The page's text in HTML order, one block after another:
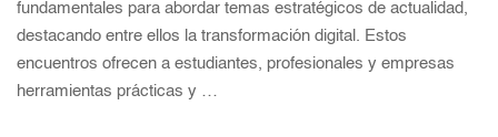
fundamentales para abordar temas estratégicos de actualidad,
destacando entre ellos la transformación digital. Estos
encuentros ofrecen a estudiantes, profesionales y empresas
herramientas prácticas y …